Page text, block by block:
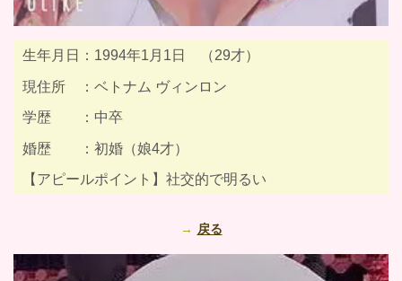
生年月日：1994年1月1日 （29才）
現住所 ：ベトナム ヴィンロン
学歴 ：中卒
婚歴 ：初婚（娘4才）
【アピールポイント】社交的で明るい
戻る